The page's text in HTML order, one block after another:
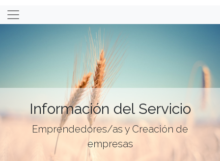
Información del Servicio
Emprendedores/as y Creación de
empresas